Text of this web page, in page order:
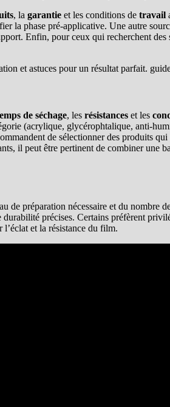
, la garantie et les conditions de travail
la phase pré-applicative. Une autre
Enfin, pour ceux qui recherchent
de séchage, les résistances et les
(acrylique, glycérophtalique, anti-
de sélectionner des produits
il peut être pertinent de combiner une
préparation nécessaire et du nombre
précises. Certains préfèrent
et la résistance du film.